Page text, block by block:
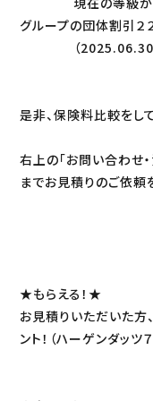
グループの団体割引２
（2025.06.30ま
是非、保険料比較をし
右上の「お問い合わせ
までお見積りのご依頼
★もらえる！★
お見積りいただいた方
ント！（ハーゲンダッ